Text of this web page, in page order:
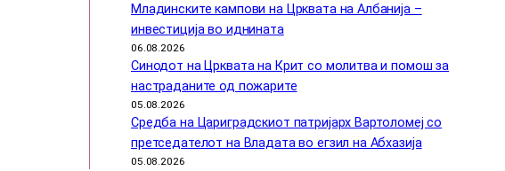
Младинските кампови на Црквата на Албанија –
инвестиција во иднината
06.08.2026
Синодот на Црквата на Крит со молитва и помош за
настраданите од пожарите
05.08.2026
Средба на Цариградскиот патријарх Вартоломеј со
претседателот на Владата во егзил на Абхазија
05.08.2026